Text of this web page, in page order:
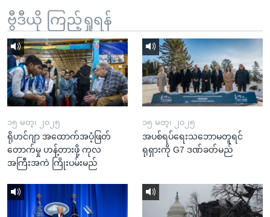
နေရာ
သို့
ကျော်
ရန်
ဗွီဒီယို ကြည့်ရှုရန်
၁၅ မတ္၊ ၂၀၂၅
ရိုဟင်ဂျာ အထောက်အပံ့ဖြတ်
တောက်မှု ဟန့်တားဖို့ ကုလ
အကြီးအကဲ ကြိုးပမ်းမည်
၁၅ မတ္၊ ၂၀၂၅
အပစ်ရပ်ရေးသဘောမတူရင်
ရုရှားကို G7 ဒဏ်ခတ်မည်